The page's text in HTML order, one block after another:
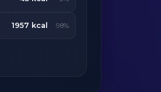
1957 kcal 98%